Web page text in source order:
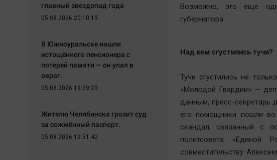
Возможно, это еще
губернатора.
Над кем сгустились тучи?
Тучи сгустились не
«Молодой Гвардии» —
данным, пресс-секретарь
его помощники пошли во
скандал, связанный с
политсовета «Единой
совместительству
главный звездопад года
05.08.2026 20:10:19
В Южноуральске нашли
истощённого пенсионера с
потерей памяти — он упал в
овраг.
05.08.2026 19:59:29
Жителю Челябинска грозит суд
за сожжённый паспорт.
05.08.2026 19:51:42